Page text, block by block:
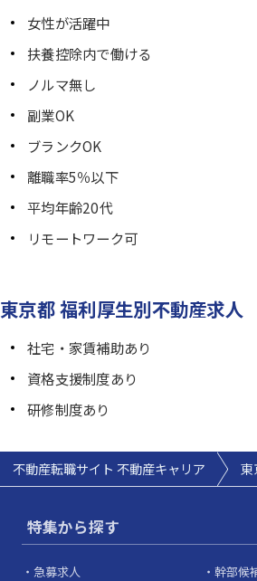
女性が活躍中
扶養控除内で働ける
ノルマ無し
副業OK
ブランクOK
離職率5％以下
平均年齢20代
リモートワーク可
東京都 福利厚生別不動産求人
社宅・家賃補助あり
資格支援制度あり
研修制度あり
不動産転職サイト 不動産キャリア 東
特集から探す
急募求人
幹部候